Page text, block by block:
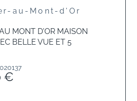
MONT D'OR MAISON
BELLE VUE ET 5
€